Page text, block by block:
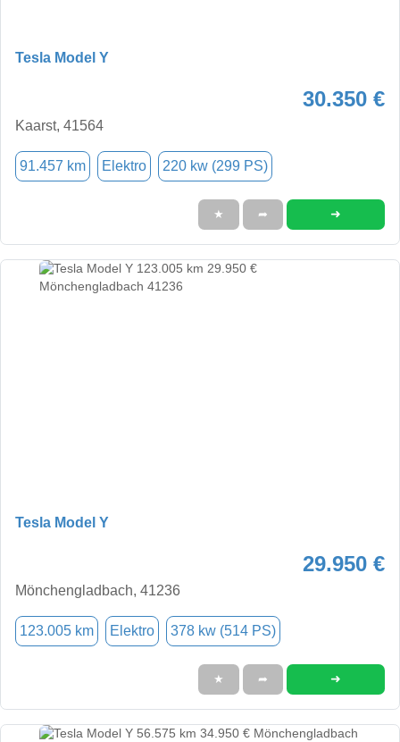
Tesla Model Y
30.350 €
Kaarst, 41564
91.457 km Elektro 220 kw (299 PS)
★ ➦ ➜
Tesla Model Y
29.950 €
Mönchengladbach, 41236
123.005 km Elektro 378 kw (514 PS)
★ ➦ ➜